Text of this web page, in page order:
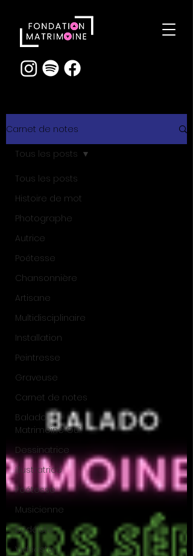
Carnet de notes
Tous les posts
Histoire de mot
Photographe
Autrice
Poétesse
Chansonnière
Artisane
Multidisciplinaire
Installation
Peintresse
Graveuse
Carnet de notes
Balado
Matrimoine Oui!
Dessinatrice
Illustratrice
Poétesse
Musicienne
Bédéiste
Vidéaste
Tous les posts